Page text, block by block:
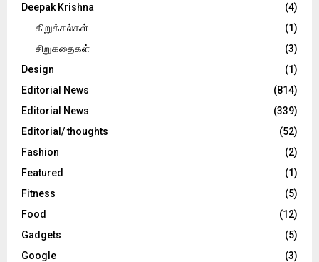
Deepak Krishna
(4)
கிறுக்கல்கள்
(1)
சிறுகதைகள்
(3)
Design
(1)
Editorial News
(814)
Editorial News
(339)
Editorial/ thoughts
(52)
Fashion
(2)
Featured
(1)
Fitness
(5)
Food
(12)
Gadgets
(5)
Google
(3)